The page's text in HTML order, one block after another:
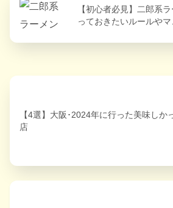
【初心者必見】二郎系
っておきたいルールや
【4選】大阪･2024年に行った美味しか
店